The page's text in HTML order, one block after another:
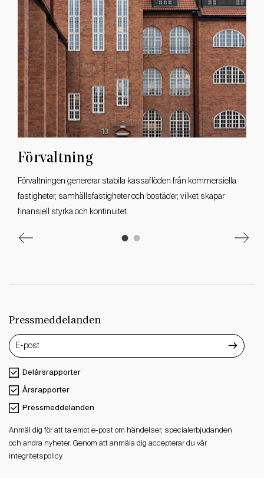
Förvaltning
Förvaltningen genererar stabila kassaflöden från kommersiella
fastigheter, samhällsfastigheter och bostäder, vilket skapar
finansiell styrka och kontinuitet.
Utveckling
Inom utvecklingsverksamheten skapas bygg rätter från
befintliga fastigheter genom aktiv detalj planeutveckling. Därefter
kan byggrätter avyttras eller användas för egen projektutveckling.
Pressmeddelanden
Delårsrapporter
Årsrapporter
Pressmeddelanden
Anmäl dig för att ta emot e-post om händelser, specialerbjudanden
och andra nyheter. Genom att anmäla dig accepterar du vår
integritetspolicy.